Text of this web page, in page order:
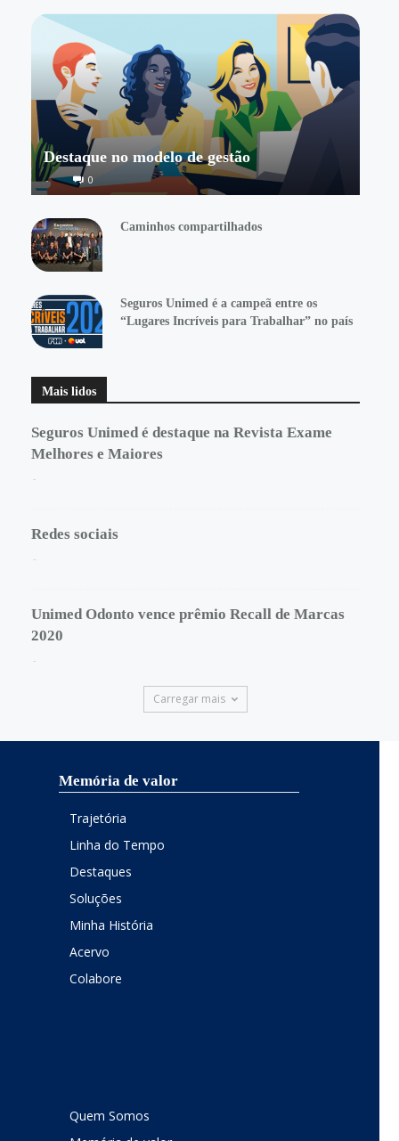
Destaque no modelo de gestão
- 0
Caminhos compartilhados
Seguros Unimed é a campeã entre os
“Lugares Incríveis para Trabalhar” no país
Mais lidos
Seguros Unimed é destaque na Revista Exame
Melhores e Maiores
-
Redes sociais
-
Unimed Odonto vence prêmio Recall de Marcas
2020
-
Carregar mais
Memória de valor
Trajetória
Linha do Tempo
Destaques
Soluções
Minha História
Acervo
Colabore
Quem Somos